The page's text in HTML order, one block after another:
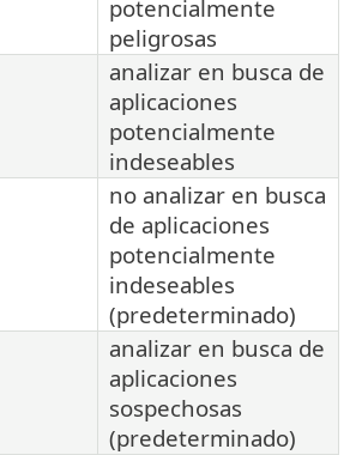
potencialmente
peligrosas
analizar en busca de
aplicaciones
potencialmente
indeseables
no analizar en busca
de aplicaciones
potencialmente
indeseables
(predeterminado)
analizar en busca de
aplicaciones
sospechosas
(predeterminado)